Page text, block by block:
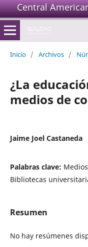
Central
Inicio / Archivos /
¿La
medios de
Jaime Joel Castaneda
Palabras clave:
Bibliotecas
Resumen
No hay resúmenes